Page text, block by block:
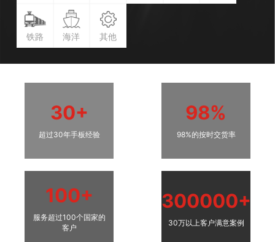
铁路 海洋 其他
30+
超过30年手板经验
98%
98%的按时交货率
100+
服务超过100个国家的
客户
300000+
30万以上客户满意案例